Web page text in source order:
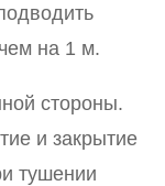
на 1 м.
стороны.
и закрытие
тушении